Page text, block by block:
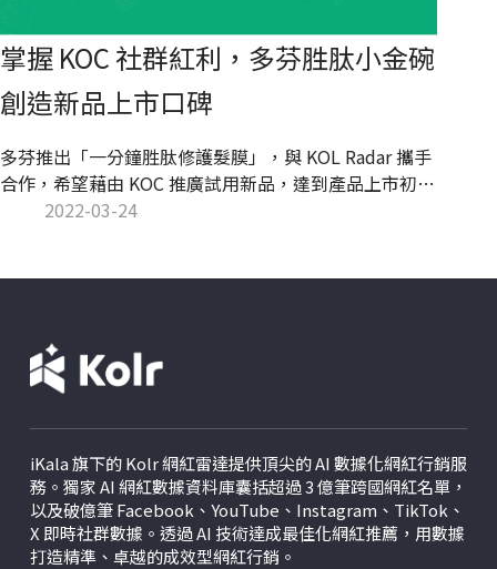
掌握 KOC 社群紅利，多芬胜肽小金碗
創造新品上市口碑
多芬推出「一分鐘胜肽修護髮膜」，與 KOL Radar 攜手
合作，希望藉由 KOC 推廣試用新品，達到產品上市初期
的社群曝光。KOL Radar 採用大量微網紅行銷策略，總
2022-03-24
iKala 旗下的 Kolr 網紅雷達提供頂尖的 AI 數據化網紅行銷服
務。獨家 AI 網紅數據資料庫囊括超過 3 億筆跨國網紅名單，
以及破億筆 Facebook、YouTube、Instagram、TikTok、
X 即時社群數據。透過 AI 技術達成最佳化網紅推薦，用數據
打造精準、卓越的成效型網紅行銷。